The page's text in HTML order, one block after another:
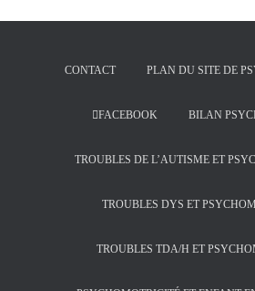
CONTACT PLAN DU SITE DE
FACEBOOK BILAN
TROUBLES DE L’AUTISME ET
TROUBLES DYS ET
TROUBLES TDA/H ET